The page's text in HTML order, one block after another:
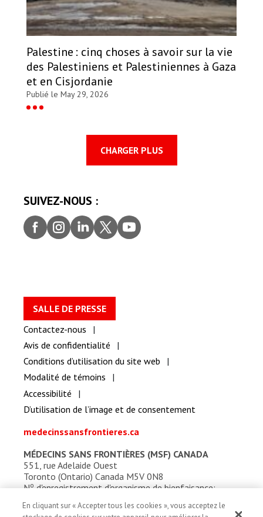
Palestine : cinq choses à savoir sur la vie
des Palestiniens et Palestiniennes à Gaza
et en Cisjordanie
Publié le May 29, 2026
CHARGER PLUS
SUIVEZ-NOUS :
Faceb
ook
Insta
gram
Linke
dIn
Twitt
er
youtu
be
SALLE DE PRESSE
Contactez-nous
Avis de confidentialité
Conditions d’utilisation du site web
Modalité de témoins
Accessibilité
D’utilisation de l’image et de consentement
medecinssansfrontieres.ca
MÉDECINS SANS FRONTIÈRES (MSF) CANADA
551, rue Adelaide Ouest
Toronto (Ontario) Canada M5V 0N8
Nod'enregistrement d'organisme de bienfaisance:
En cliquant sur « Accepter tous les cookies », vous acceptez le